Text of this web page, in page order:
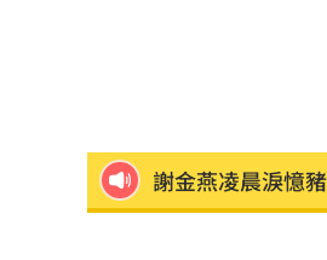
遭謝金河轟「顛